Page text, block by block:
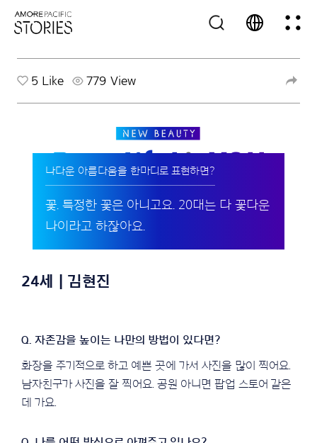
5 Like 779 View
나다운 아름다움을 한마디로 표현하면?
꽃. 특정한 꽃은 아니고요. 20대는 다 꽃다운
나이라고 하잖아요.
24세 | 김현진
화장을 주기적으로 하고 예쁜 곳에 가서 사진을 많이 찍어요.
남자친구가 사진을 잘 찍어요. 공원 아니면 팝업 스토어 같은
데 가요.